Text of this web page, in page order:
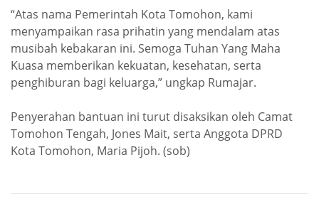
“Atas nama Pemerintah Kota Tomohon, kami
menyampaikan rasa prihatin yang mendalam atas
musibah kebakaran ini. Semoga Tuhan Yang Maha
Kuasa memberikan kekuatan, kesehatan, serta
penghiburan bagi keluarga,” ungkap Rumajar.
Penyerahan bantuan ini turut disaksikan oleh Camat
Tomohon Tengah, Jones Mait, serta Anggota DPRD
Kota Tomohon, Maria Pijoh. (sob)